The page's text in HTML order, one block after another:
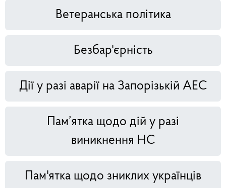
Ветеранська політика
Безбар'єрність
Дії у разі аварії на Запорізькій АЕС
Пам’ятка щодо дій у разі
виникнення НС
Пам'ятка щодо зниклих українців